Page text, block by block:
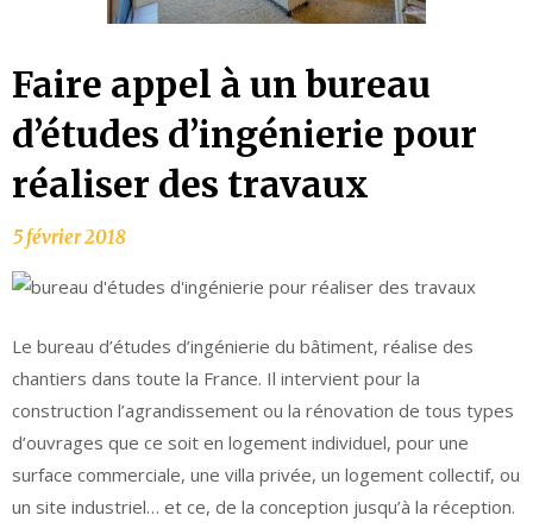
Faire appel à un bureau
d’études d’ingénierie pour
réaliser des travaux
Le bureau d’études d’ingénierie du bâtiment, réalise des
chantiers dans toute la France. Il intervient pour la
construction l’agrandissement ou la rénovation de tous types
d’ouvrages que ce soit en logement individuel, pour une
surface commerciale, une villa privée, un logement collectif, ou
un site industriel… et ce, de la conception jusqu’à la réception.